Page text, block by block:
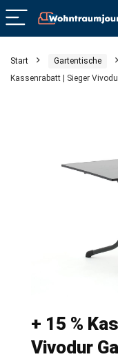
Start Gartentische
Kassenrabatt | Sieger
+ 15 %
Vivodur